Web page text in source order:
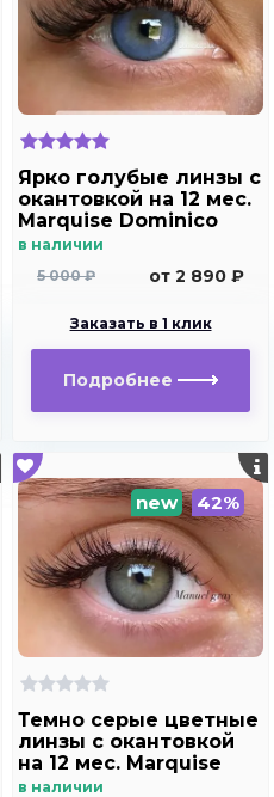
Ярко голубые линзы c
окантовкой на 12 мес.
Marquise Dominico
blue
в наличии
5 000 ₽
от 2 890 ₽
Заказать в 1 клик
Подробнее
new 42%
Темно серые цветные
линзы c окантовкой
на 12 мес. Marquise
Manuel gray ( с легким
в наличии